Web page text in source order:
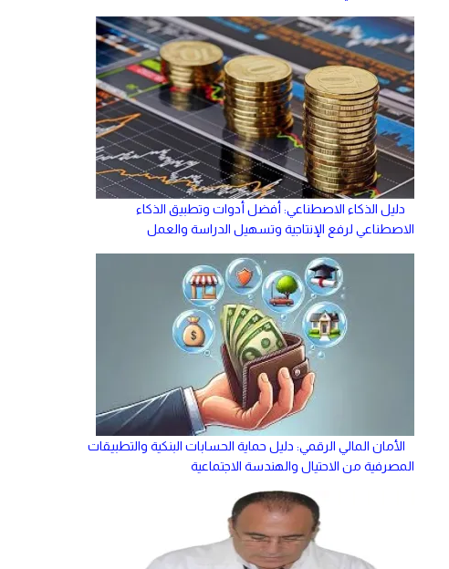
دليل الذكاء الاصطناعي: أفضل أدوات وتطبيق الذكاء
الاصطناعي لرفع الإنتاجية وتسهيل الدراسة والعمل
الأمان المالي الرقمي: دليل حماية الحسابات البنكية والتطبيقات
المصرفية من الاحتيال والهندسة الاجتماعية